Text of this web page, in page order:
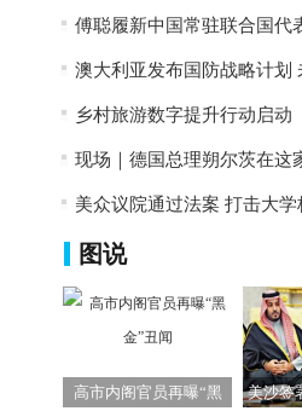
傅聪履新中国常驻联合国代
澳大利亚发布国防战略计划
乡村旅游数字提升行动启动
现场｜德国总理朔尔茨在这
美众议院通过法案 打击大
图说
高市内阁官员再曝“黑
美沙签